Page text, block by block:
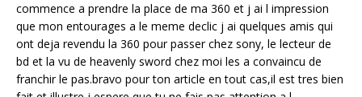
commence a prendre la place de ma 360 et j ai l impression
que mon entourages a le meme declic j ai quelques amis qui
ont deja revendu la 360 pour passer chez sony, le lecteur de
bd et la vu de heavenly sword chez moi les a convaincu de
franchir le pas.bravo pour ton article en tout cas,il est tres bien